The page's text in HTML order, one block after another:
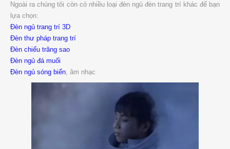
Ngoài ra chúng tôi còn có nhiều loại đèn ngủ đèn trang trí khác để bạn
lựa chọn:
Đèn ngủ trang trí 3D
Đèn thư pháp trang trí
Đèn chiếu trăng sao
Đèn ngủ đá muối
Đèn ngủ sóng biển, âm nhạc